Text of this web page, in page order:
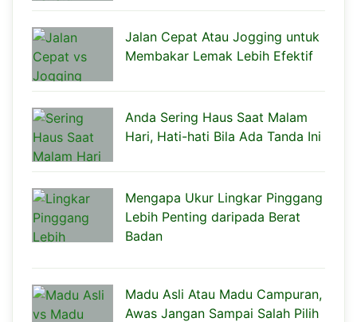
Jalan Cepat Atau Jogging untuk
Membakar Lemak Lebih Efektif
Anda Sering Haus Saat Malam
Hari, Hati-hati Bila Ada Tanda Ini
Mengapa Ukur Lingkar Pinggang
Lebih Penting daripada Berat
Badan
Madu Asli Atau Madu Campuran,
Awas Jangan Sampai Salah Pilih